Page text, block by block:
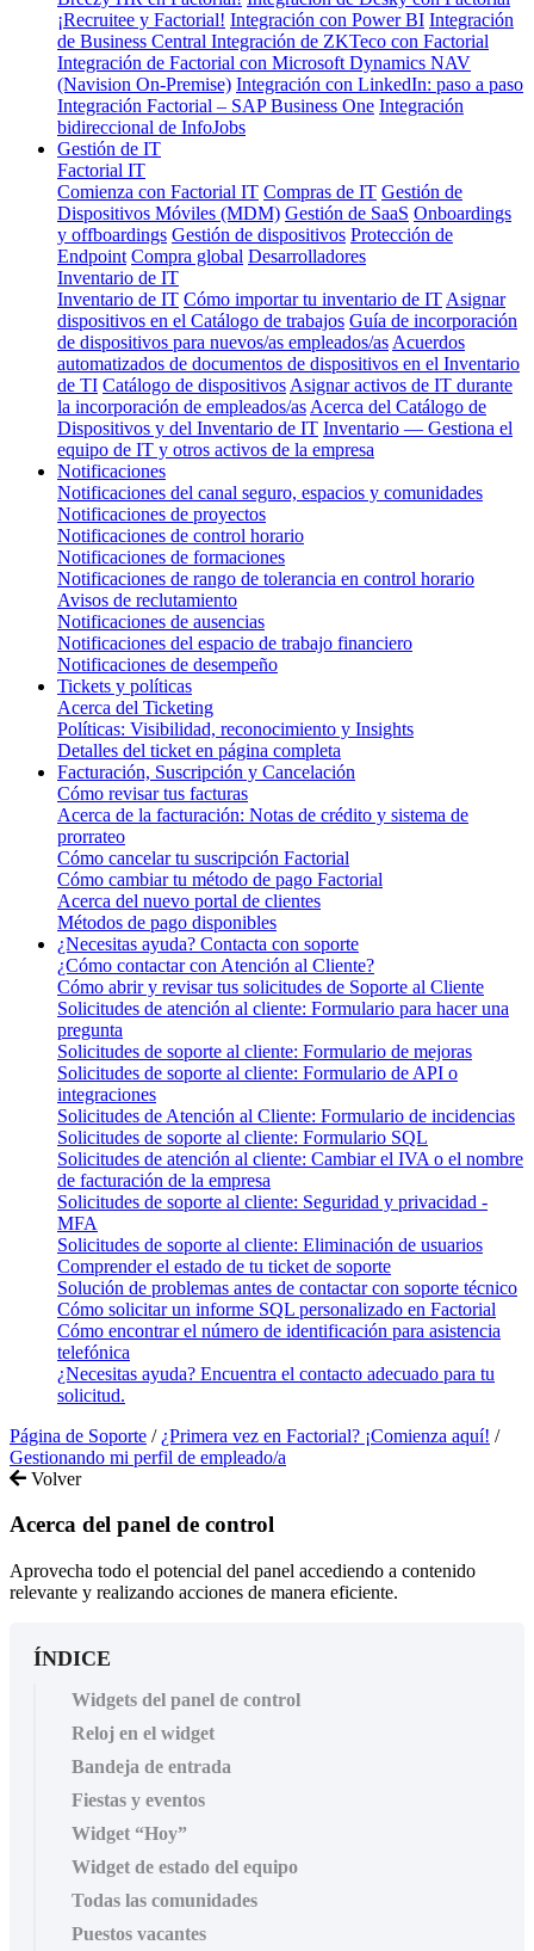
¡Recruitee y Factorial! Integración con Power BI Integración
de Business Central Integración de ZKTeco con Factorial
Integración de Factorial con Microsoft Dynamics NAV
(Navision On-Premise) Integración con LinkedIn: paso a paso
Integración Factorial – SAP Business One Integración
bidireccional de InfoJobs
Gestión de IT
Factorial IT
Comienza con Factorial IT Compras de IT Gestión de
Dispositivos Móviles (MDM) Gestión de SaaS Onboardings
y offboardings Gestión de dispositivos Protección de
Endpoint Compra global Desarrolladores
Inventario de IT
Inventario de IT Cómo importar tu inventario de IT Asignar
dispositivos en el Catálogo de trabajos Guía de incorporación
de dispositivos para nuevos/as empleados/as Acuerdos
automatizados de documentos de dispositivos en el Inventario
de TI Catálogo de dispositivos Asignar activos de IT durante
la incorporación de empleados/as Acerca del Catálogo de
Dispositivos y del Inventario de IT Inventario — Gestiona el
equipo de IT y otros activos de la empresa
Notificaciones
Notificaciones del canal seguro, espacios y comunidades
Notificaciones de proyectos
Notificaciones de control horario
Notificaciones de formaciones
Notificaciones de rango de tolerancia en control horario
Avisos de reclutamiento
Notificaciones de ausencias
Notificaciones del espacio de trabajo financiero
Notificaciones de desempeño
Tickets y políticas
Acerca del Ticketing
Políticas: Visibilidad, reconocimiento y Insights
Detalles del ticket en página completa
Facturación, Suscripción y Cancelación
Cómo revisar tus facturas
Acerca de la facturación: Notas de crédito y sistema de
prorrateo
Cómo cancelar tu suscripción Factorial
Cómo cambiar tu método de pago Factorial
Acerca del nuevo portal de clientes
Métodos de pago disponibles
¿Necesitas ayuda? Contacta con soporte
¿Cómo contactar con Atención al Cliente?
Cómo abrir y revisar tus solicitudes de Soporte al Cliente
Solicitudes de atención al cliente: Formulario para hacer una
pregunta
Solicitudes de soporte al cliente: Formulario de mejoras
Solicitudes de soporte al cliente: Formulario de API o
integraciones
Solicitudes de Atención al Cliente: Formulario de incidencias
Solicitudes de soporte al cliente: Formulario SQL
Solicitudes de atención al cliente: Cambiar el IVA o el nombre
de facturación de la empresa
Solicitudes de soporte al cliente: Seguridad y privacidad -
MFA
Solicitudes de soporte al cliente: Eliminación de usuarios
Comprender el estado de tu ticket de soporte
Solución de problemas antes de contactar con soporte técnico
Cómo solicitar un informe SQL personalizado en Factorial
Cómo encontrar el número de identificación para asistencia
telefónica
¿Necesitas ayuda? Encuentra el contacto adecuado para tu
solicitud.
Página de Soporte / ¿Primera vez en Factorial? ¡Comienza aquí! /
Gestionando mi perfil de empleado/a
Volver
Acerca del panel de control
Aprovecha todo el potencial del panel accediendo a contenido
relevante y realizando acciones de manera eficiente.
ÍNDICE
Widgets del panel de control
Reloj en el widget
Bandeja de entrada
Fiestas y eventos
Widget “Hoy”
Widget de estado del equipo
Todas las comunidades
Puestos vacantes